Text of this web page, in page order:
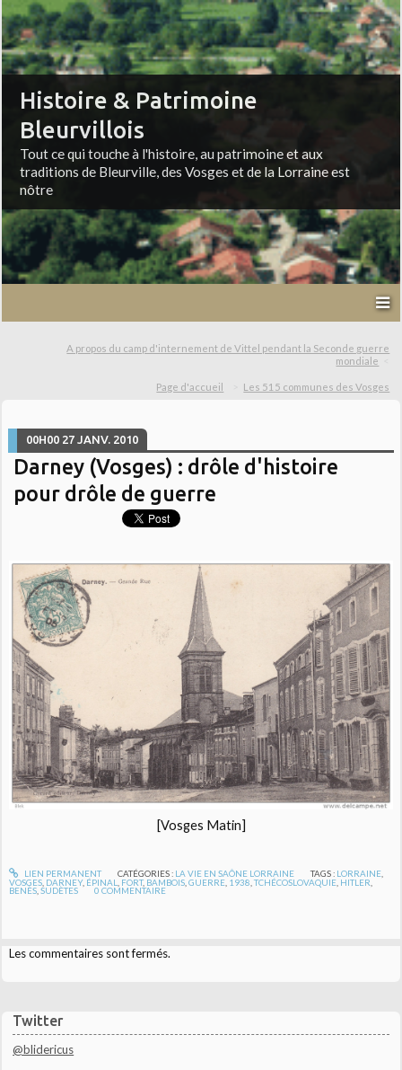
Twitter
@blidericus
Histoire & Patrimoine
Bleurvillois
Tout ce qui touche à l'histoire, au patrimoine et aux
traditions de Bleurville, des Vosges et de la Lorraine est
nôtre
A propos du camp d'internement de Vittel pendant la Seconde guerre
mondiale
Page d'accueil Les 515 communes des Vosges
00H00 27 JANV. 2010
Darney (Vosges) : drôle d'histoire
pour drôle de guerre
[Vosges Matin]
LIEN PERMANENT CATÉGORIES : LA VIE EN SAÔNE LORRAINE TAGS : LORRAINE
VOSGES DARNEY, ÉPINAL FORT, BAMBOIS ,GUERRE 1938 ,TCHÉCOSLOVAQUIE HITLER
BENÈS ,SUDÈTES 0 COMMENTAIRE
Les commentaires sont fermés.